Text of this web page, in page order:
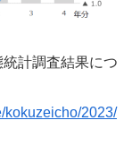
計調査結果につ
kokuzeicho/2023/